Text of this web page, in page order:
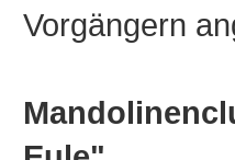
Vorgängern